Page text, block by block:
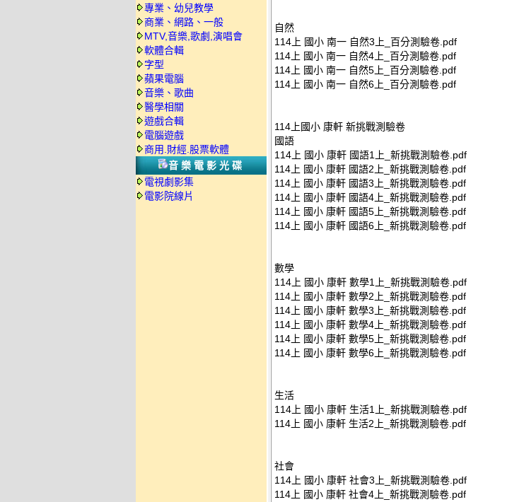
專業、幼兒教學
商業、網路、一般
MTV,音樂,歌劇,演唱會
軟體合輯
字型
蘋果電腦
音樂、歌曲
醫學相關
遊戲合輯
電腦遊戲
商用.財經.股票軟體
音樂電影光碟
電視劇影集
電影院線片
自然
114上 國小 南一 自然3上_百分測驗卷.pdf
114上 國小 南一 自然4上_百分測驗卷.pdf
114上 國小 南一 自然5上_百分測驗卷.pdf
114上 國小 南一 自然6上_百分測驗卷.pdf
114上國小 康軒 新挑戰測驗卷
國語
114上 國小 康軒 國語1上_新挑戰測驗卷.pdf
114上 國小 康軒 國語2上_新挑戰測驗卷.pdf
114上 國小 康軒 國語3上_新挑戰測驗卷.pdf
114上 國小 康軒 國語4上_新挑戰測驗卷.pdf
114上 國小 康軒 國語5上_新挑戰測驗卷.pdf
114上 國小 康軒 國語6上_新挑戰測驗卷.pdf
數學
114上 國小 康軒 數學1上_新挑戰測驗卷.pdf
114上 國小 康軒 數學2上_新挑戰測驗卷.pdf
114上 國小 康軒 數學3上_新挑戰測驗卷.pdf
114上 國小 康軒 數學4上_新挑戰測驗卷.pdf
114上 國小 康軒 數學5上_新挑戰測驗卷.pdf
114上 國小 康軒 數學6上_新挑戰測驗卷.pdf
生活
114上 國小 康軒 生活1上_新挑戰測驗卷.pdf
114上 國小 康軒 生活2上_新挑戰測驗卷.pdf
社會
114上 國小 康軒 社會3上_新挑戰測驗卷.pdf
114上 國小 康軒 社會4上_新挑戰測驗卷.pdf